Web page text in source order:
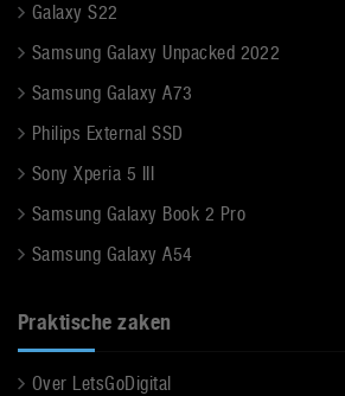
Galaxy S22
Samsung Galaxy Unpacked 2022
Samsung Galaxy A73
Philips External SSD
Sony Xperia 5 III
Samsung Galaxy Book 2 Pro
Samsung Galaxy A54
Praktische zaken
Over LetsGoDigital